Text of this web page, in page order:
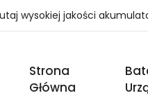
wysokiej jakości
Strona
Główna